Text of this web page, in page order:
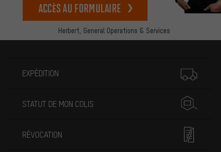
Herbert, General Operations & Services
Accès au formulaire
EXPÉDITION
STATUT DE MON COLIS
RÉVOCATION